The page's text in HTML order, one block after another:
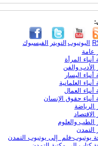
الفيسبوك التويتر اليوتيوب
عامة
أنباء المرأة
الأدب والفن
أنباء اليسار
أنباء العلمانية
أنباء العمال
أنباء حقوق الإنسان
الرياضة
الاقتصاد
الطب والعلوم
التمدن
يوتيوب-فلم إلى يوتيوب التمدن